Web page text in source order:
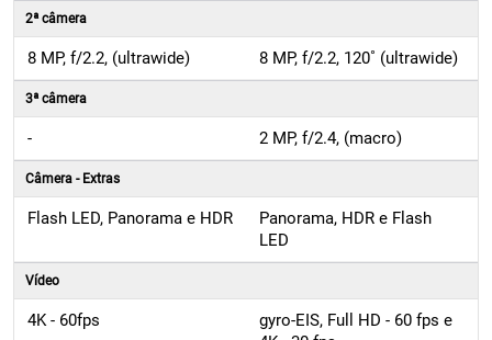
2ª câmera
8 MP, f/2.2, (ultrawide) 8 MP, f/2.2, 120˚ (ultrawide)
3ª câmera
- 2 MP, f/2.4, (macro)
Câmera - Extras
Flash LED, Panorama e HDR
Panorama, HDR e Flash
LED
Vídeo
4K - 60fps
gyro-EIS, Full HD - 60 fps e